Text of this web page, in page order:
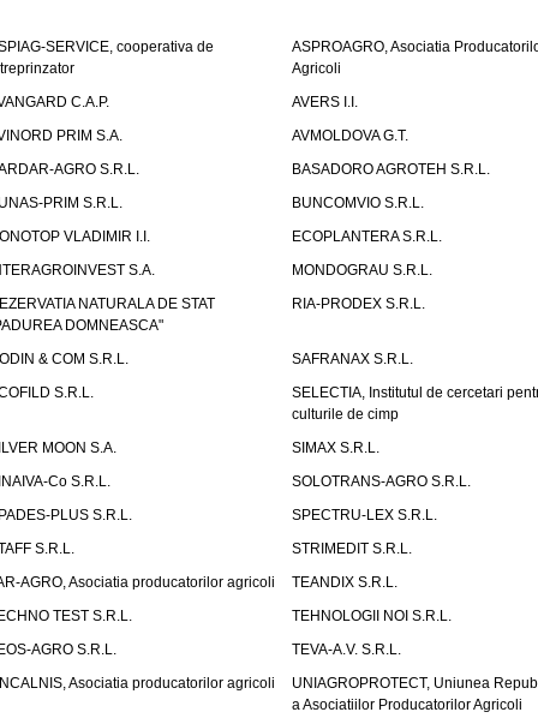
SERVICE, cooperativa de
ASPROAGRO, Asociatia
Agricoli
C.A.P.
AVERS I.I.
PRIM S.A.
AVMOLDOVA G.T.
AGRO S.R.L.
BASADORO AGROTEH S.R.L.
PRIM S.R.L.
BUNCOMVIO S.R.L.
VLADIMIR I.I.
ECOPLANTERA S.R.L.
S.A.
MONDOGRAU S.R.L.
NATURALA DE STAT
DOMNEASCA"
RIA-PRODEX S.R.L.
& COM S.R.L.
SAFRANAX S.R.L.
S.R.L.
SELECTIA, Institutul de cercetari
culturile de cimp
MOON S.A.
SIMAX S.R.L.
Co S.R.L.
SOLOTRANS-AGRO S.R.L.
PLUS S.R.L.
SPECTRU-LEX S.R.L.
S.R.L.
STRIMEDIT S.R.L.
AGRO, Asociatia producatorilor agricoli
TEANDIX S.R.L.
TEST S.R.L.
TEHNOLOGII NOI S.R.L.
AGRO S.R.L.
TEVA-A.V. S.R.L.
Asociatia producatorilor agricoli
UNIAGROPROTECT, Uniunea
a Asociatiilor Producatorilor Agricoli